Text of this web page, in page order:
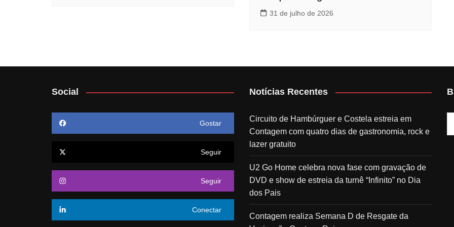
31 de julho de 2026
Social
Gostar
Seguir
Seguir
Conectar
Notícias Recentes
Circuito de Hambúrguer e Costela estreia em
Contagem com quatro dias de gastronomia, rock e
lazer gratuito
U2 Go Home celebra nova fase com gravação de
DVD e show de estreia da turnê “Infinito” no Dia
dos Pais
Contagem realiza Semana D de Resgate da